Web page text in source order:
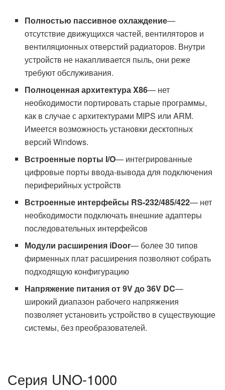
Полностью пассивное охлаждение—
отсутствие движущихся частей, вентиляторов и
вентиляционных отверстий радиаторов. Внутри
устройств не накапливается пыль, они реже
требуют обслуживания.
Полноценная архитектура X86— нет
необходимости портировать старые программы,
как в случае с архитектурами MIPS или ARM.
Имеется возможность установки десктопных
версий Windows.
Встроенные порты I/O— интегрированные
цифровые порты ввода-вывода для подключения
периферийных устройств
Встроенные интерфейсы RS-232/485/422— нет
необходимости подключать внешние адаптеры
последовательных интерфейсов
Модули расширения iDoor— более 30 типов
фирменных плат расширения позволяют собрать
подходящую конфигурацию
Напряжение питания от 9V до 36V DC—
широкий диапазон рабочего напряжения
позволяет установить устройство в существующие
системы, без преобразователей.
Серия UNO-1000